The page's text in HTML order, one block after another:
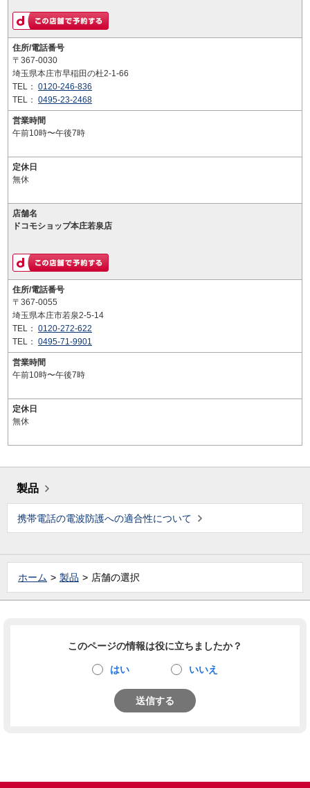
住所/電話番号
〒367-0030
埼玉県本庄市早稲田の杜2-1-66
TEL： 0120-246-836
TEL： 0495-23-2468
営業時間
午前10時〜午後7時
定休日
無休
店舗名
ドコモショップ本庄若泉店
住所/電話番号
〒367-0055
埼玉県本庄市若泉2-5-14
TEL： 0120-272-622
TEL： 0495-71-9901
営業時間
午前10時〜午後7時
定休日
無休
製品
携帯電話の電波防護への適合性について
ホーム 製品 店舗の選択
このページの情報は役に立ちましたか？
はい いいえ
送信する